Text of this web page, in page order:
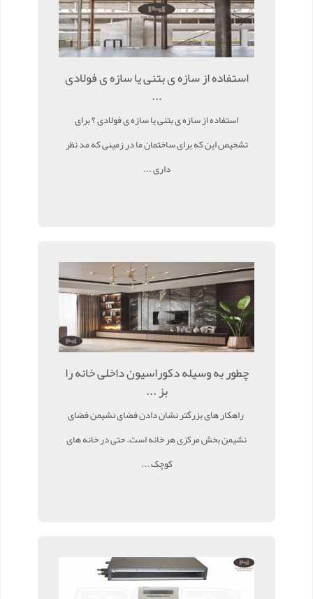
استفاده از سازه ی بتنی یا سازه ی فولادی
...
استفاده از سازه ی بتنی یا سازه ی فولادی ؟ برای
تشخیص این که برای ساختمان ما در زمینی که مد نظر
داری ...
چطور به وسیله دکوراسیون داخلی خانه را
بز ...
راهکار های بزرگتر نشان دادن فضای نشیمن فضای
نشیمن بخش مرکزی هر خانه است. حتی در خانه های
کوچک ...